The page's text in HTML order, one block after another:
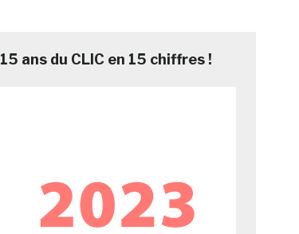
15 ans du CLIC en 15 chiffres !